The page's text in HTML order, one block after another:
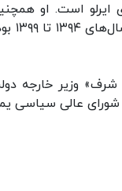
است. او
پیش از تصدی این سمت، معاون دستیار ویژه وزیر خارجه در امور یمن در سال‌های
«هشام شرف» وزیر خارجه
عالی سیاسی